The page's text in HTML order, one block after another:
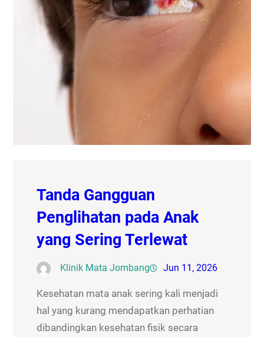
Tanda Gangguan
Penglihatan pada Anak
yang Sering Terlewat
Klinik Mata Jombang Jun 11, 2026
Kesehatan mata anak sering kali menjadi
hal yang kurang mendapatkan perhatian
dibandingkan kesehatan fisik secara